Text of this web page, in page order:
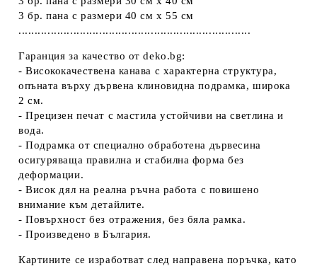
3 бр. пана с размери 40 см х 55 см
........................................................................
Гаранция за качество от deko.bg:
- Висококачествена канава с характерна структура,
опъната върху дървена клиновидна подрамка, широка
2 см.
- Прецизен печат с мастила устойчиви на светлина и
вода.
- Подрамка от специално обработена дървесина
осигуряваща правилна и стабилна форма без
деформации.
- Висок дял на реална ръчна работа с повишено
внимание към детайлите.
- Повърхност без отражения, без бяла рамка.
- Произведено в България.
Картините се изработват след направена поръчка, като